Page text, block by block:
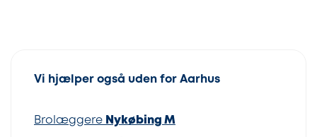
Vi hjælper også uden for Aarhus
Brolæggere Nykøbing M